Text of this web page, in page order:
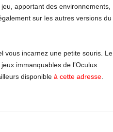
apportant des environnements,
sur les autres versions du
vous incarnez une petite souris. Le
immanquables de l’Oculus
disponible à cette adresse.